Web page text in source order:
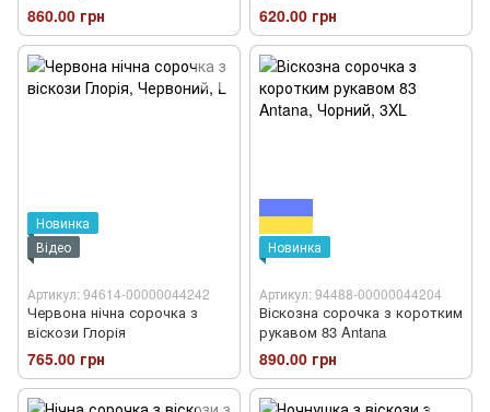
860.00 грн 620.00 грн
Новинка
Відео
Артикул: 94614-00000044242
Червона нічна сорочка з
віскози Глорія
765.00 грн
Новинка
Артикул: 94488-00000044204
Віскозна сорочка з коротким
рукавом 83 Antana
890.00 грн